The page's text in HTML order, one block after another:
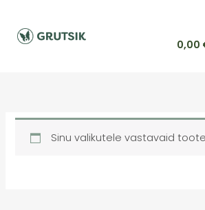
content
0,00
Sinu valikutele vastavaid